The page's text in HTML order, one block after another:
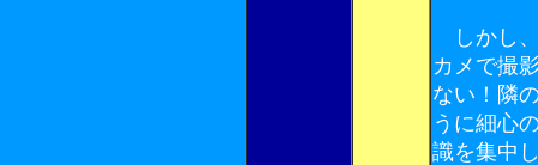
しかし、
カメで撮
ない！隣
うに細心
識を集中